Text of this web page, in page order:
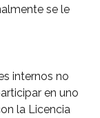
se le
internos no
en uno
la Licencia